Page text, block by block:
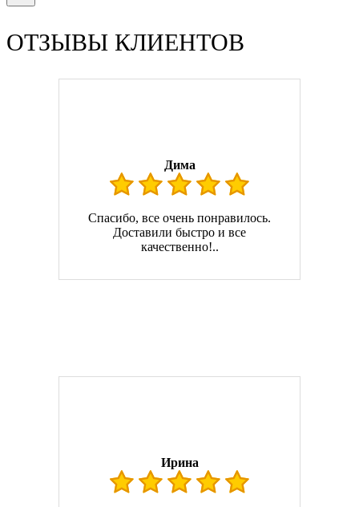
ОТЗЫВЫ КЛИЕНТОВ
Дима
Спасибо, все очень понравилось.
Доставили быстро и все
качественно!..
Ирина